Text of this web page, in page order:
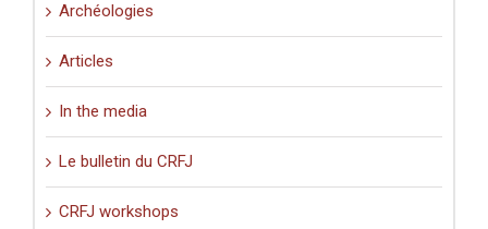
Archéologies
Articles
In the media
Le bulletin du CRFJ
CRFJ workshops